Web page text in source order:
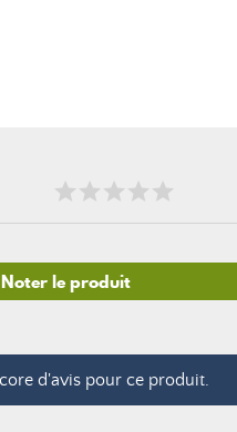
Noter le produit
d'avis pour ce produit.